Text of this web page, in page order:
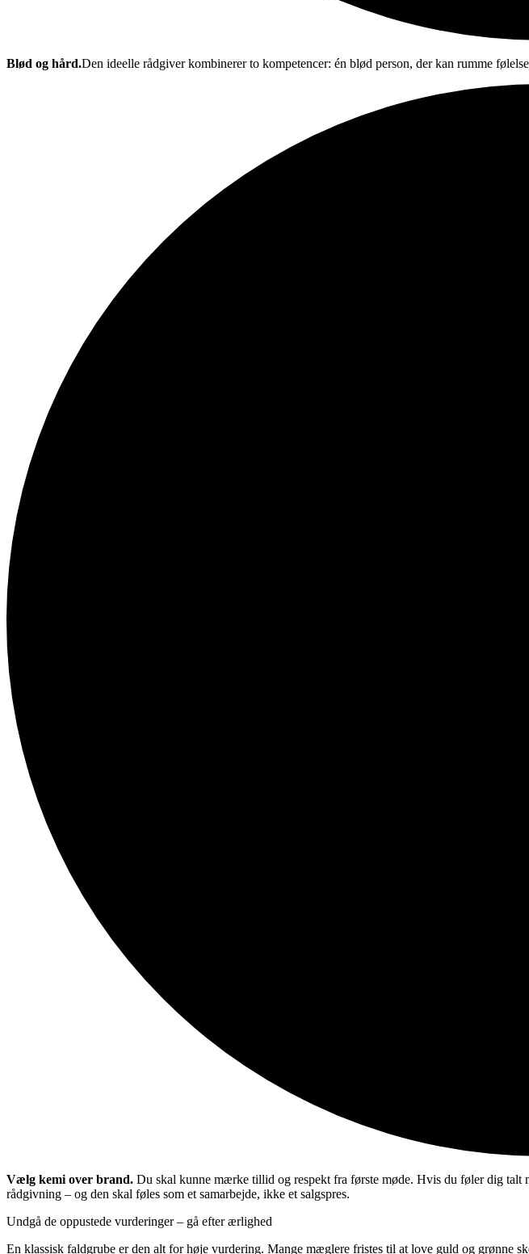
Blød og hård.Den ideelle rådgiver kombinerer to kompetencer: én blød person, der kan rumme
Vælg kemi over brand. Du skal kunne mærke tillid og respekt fra første møde. Hvis du føler dig talt
rådgivning – og den skal føles som et samarbejde, ikke et salgspres.
Undgå de oppustede vurderinger – gå efter ærlighed
En klassisk faldgrube er den alt for høje vurdering. Mange mæglere fristes til at love guld og grønne